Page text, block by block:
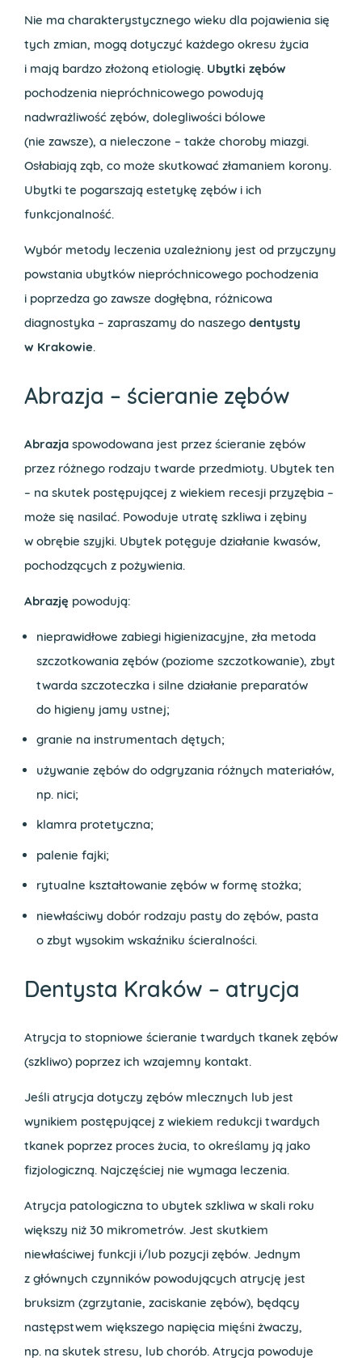
Nie ma charakterystycznego wieku dla pojawienia się
tych zmian, mogą dotyczyć każdego okresu życia
i mają bardzo złożoną etiologię. Ubytki zębów
pochodzenia niepróchnicowego powodują
nadwrażliwość zębów, dolegliwości bólowe
(nie zawsze), a nieleczone – także choroby miazgi.
Osłabiają ząb, co może skutkować złamaniem korony.
Ubytki te pogarszają estetykę zębów i ich
funkcjonalność.
Wybór metody leczenia uzależniony jest od przyczyny
powstania ubytków niepróchnicowego pochodzenia
i poprzedza go zawsze dogłębna, różnicowa
diagnostyka – zapraszamy do naszego dentysty
w Krakowie.
Abrazja – ścieranie zębów
Abrazja spowodowana jest przez ścieranie zębów
przez różnego rodzaju twarde przedmioty. Ubytek ten
– na skutek postępującej z wiekiem recesji przyzębia –
może się nasilać. Powoduje utratę szkliwa i zębiny
w obrębie szyjki. Ubytek potęguje działanie kwasów,
pochodzących z pożywienia.
Abrazję powodują:
nieprawidłowe zabiegi higienizacyjne, zła metoda
szczotkowania zębów (poziome szczotkowanie), zbyt
twarda szczoteczka i silne działanie preparatów
do higieny jamy ustnej;
granie na instrumentach dętych;
używanie zębów do odgryzania różnych materiałów,
np. nici;
klamra protetyczna;
palenie fajki;
rytualne kształtowanie zębów w formę stożka;
niewłaściwy dobór rodzaju pasty do zębów, pasta
o zbyt wysokim wskaźniku ścieralności.
Dentysta Kraków – atrycja
Atrycja to stopniowe ścieranie twardych tkanek zębów
(szkliwo) poprzez ich wzajemny kontakt.
Jeśli atrycja dotyczy zębów mlecznych lub jest
wynikiem postępującej z wiekiem redukcji twardych
tkanek poprzez proces żucia, to określamy ją jako
fizjologiczną. Najczęściej nie wymaga leczenia.
Atrycja patologiczna to ubytek szkliwa w skali roku
większy niż 30 mikrometrów. Jest skutkiem
niewłaściwej funkcji i/lub pozycji zębów. Jednym
z głównych czynników powodujących atrycję jest
bruksizm (zgrzytanie, zaciskanie zębów), będący
następstwem większego napięcia mięśni żwaczy,
np. na skutek stresu, lub chorób. Atrycja powoduje